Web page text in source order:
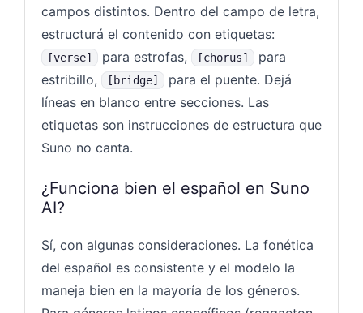
campos distintos. Dentro del campo de letra,
estructurá el contenido con etiquetas:
[verse] para estrofas, [chorus]
para
estribillo,
[bridge]
para el puente. Dejá
líneas en blanco entre secciones. Las
etiquetas son instrucciones de estructura que
Suno no canta.
¿Funciona bien el español en Suno
AI?
Sí, con algunas consideraciones. La fonética
del español es consistente y el modelo la
maneja bien en la mayoría de los géneros.